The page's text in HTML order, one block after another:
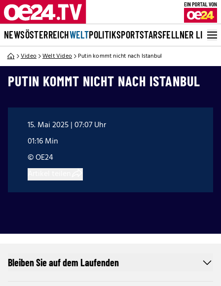
NEWSÖSTERREICHWELTPOLITIKSPORTSTARSFELLNER LIVE
Video Welt Video Putin kommt nicht nach Istanbul
PUTIN KOMMT NICHT NACH ISTANBUL
15. Mai 2025 | 07:07 Uhr
01:16 Min
© OE24
Bleiben Sie auf dem Laufenden